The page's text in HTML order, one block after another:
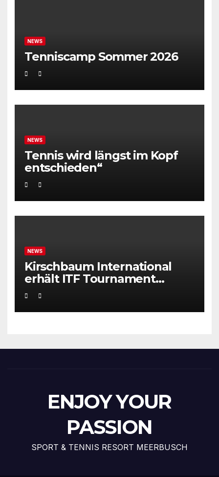
NEWS
Tenniscamp Sommer 2026
NEWS
Tennis wird längst im Kopf
entschieden“
NEWS
Kirschbaum International
erhält ITF Tournament
Recognition Award 2025
ENJOY YOUR
PASSION
SPORT & TENNIS RESORT MEERBUSCH